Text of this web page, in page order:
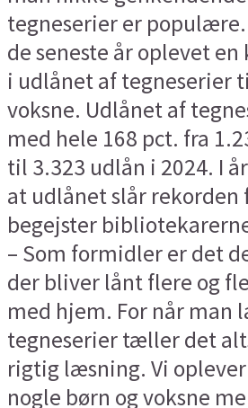
tegneserier er
de seneste år oplevet
i udlånet af tegneserier
voksne. Udlånet af
med hele 168 pct. fra
til 3.323 udlån i 2024. I
at udlånet slår rekorden
begejster
– Som formidler er det
der bliver lånt flere og
med hjem. For når man
tegneserier tæller det
rigtig læsning. Vi
nogle børn og voksne